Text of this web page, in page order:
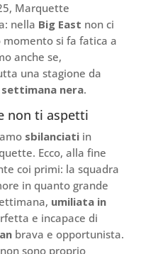
Marquette
nella Big East non ci
momento si fa fatica a
anche se,
una stagione da
settimana nera.
non ti aspetti
sbilanciatiin
Ecco, alla fine
coi primi: la squadra
in quanto grande
umiliata in
e incapace di
brava e opportunista.
sono proprio